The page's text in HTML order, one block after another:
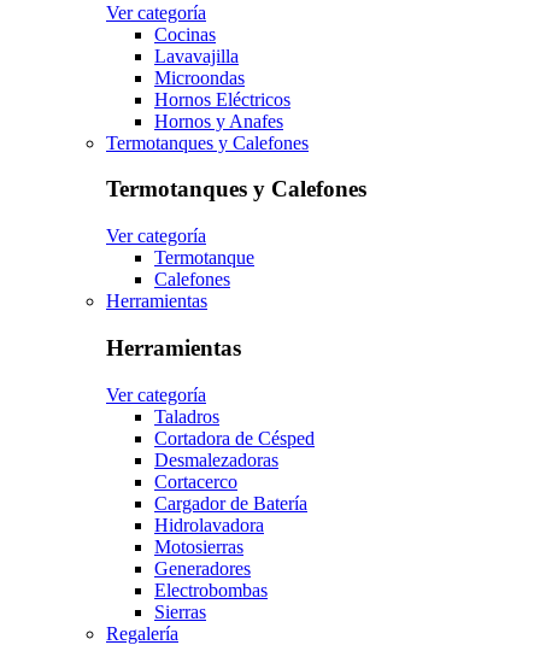
Ver categoría
Cocinas
Lavavajilla
Microondas
Hornos Eléctricos
Hornos y Anafes
Termotanques y Calefones
Termotanques y Calefones
Ver categoría
Termotanque
Calefones
Herramientas
Herramientas
Ver categoría
Taladros
Cortadora de Césped
Desmalezadoras
Cortacerco
Cargador de Batería
Hidrolavadora
Motosierras
Generadores
Electrobombas
Sierras
Regalería